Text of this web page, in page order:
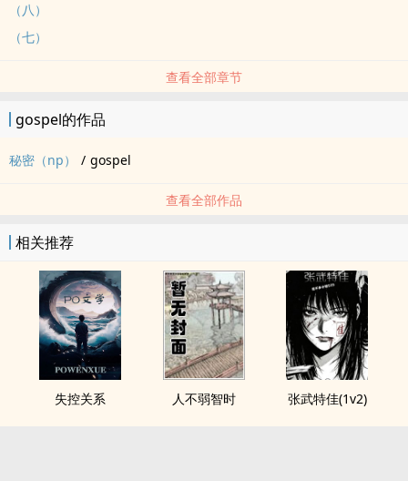
（八）
（七）
查看全部章节
gospel的作品
秘密（np） / gospel
查看全部作品
相关推荐
失控关系 人不弱智时 张武特佳(1v2)